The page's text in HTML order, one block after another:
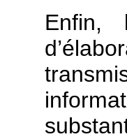
Enfin,